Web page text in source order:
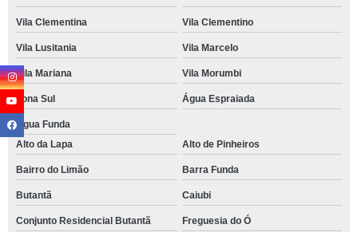
Vila Clementina Vila Clementino
Vila Lusitania Vila Marcelo
Vila Mariana Vila Morumbi
Zona Sul Água Espraiada
Água Funda
Alto da Lapa
Alto de Pinheiros
Bairro do Limão Barra Funda
Butantã Caiubi
Conjunto Residencial Butantã Freguesia do Ó